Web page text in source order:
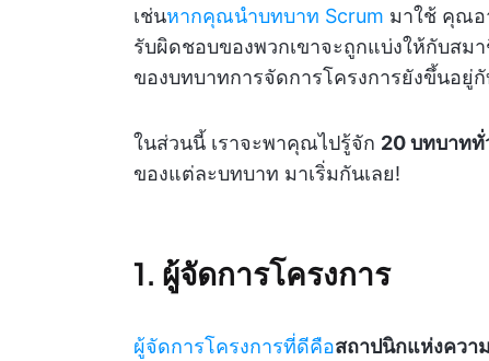
เช่นหากคุณนำบทบาท Scrum มาใช้ คุณอ
รับผิดชอบของพวกเขาจะถูกแบ่งให้กับส
ของบทบาทการจัดการโครงการยังขึ้นอ
ในส่วนนี้ เราจะพาคุณไปรู้จัก 20 บทบาททั่
ของแต่ละบทบาท มาเริ่มกันเลย!
1. ผู้จัดการโครงการ
ผู้จัดการโครงการที่ดีคือสถาปนิกแห่งควา